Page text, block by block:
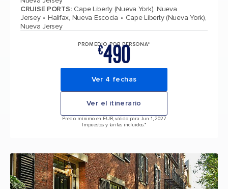
CRUISE PORTS: Cape Liberty (Nueva York), Nueva
Jersey
Halifax, Nueva Escocia
Cape Liberty (Nueva York),
Nueva Jersey
PROMEDIO POR PERSONA*
€490
Ver 4 fechas
Ver el itinerario
Precio mínimo en EUR, válido para Jun 1, 2027
Impuestos y tarifas incluidos.*